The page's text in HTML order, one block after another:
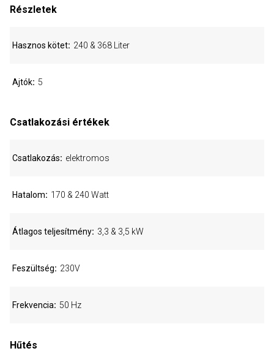
Részletek
Hasznos kötet 240 & 368 Liter
Ajtók 5
Csatlakozási értékek
Csatlakozás elektromos
Hatalom 170 & 240 Watt
Átlagos teljesítmény 3,3 & 3,5 kW
Feszültség 230V
Frekvencia 50 Hz
Hűtés